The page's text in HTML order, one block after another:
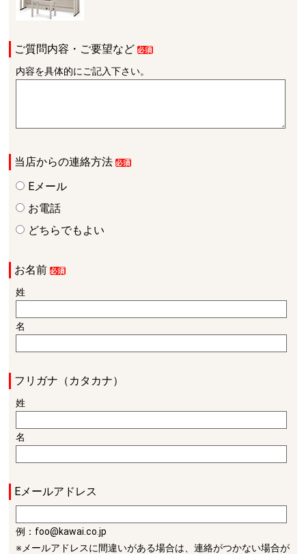
ご質問内容・ご要望など
内容を具体的にご記入下さい。
当店からの連絡方法
Eメール
お電話
どちらでもよい
お名前
姓
名
フリガナ（カタカナ）
姓
名
Eメールアドレス
例：foo@kawai.co.jp
※メールアドレスに間違いがある場合は、連絡がつかない場合が